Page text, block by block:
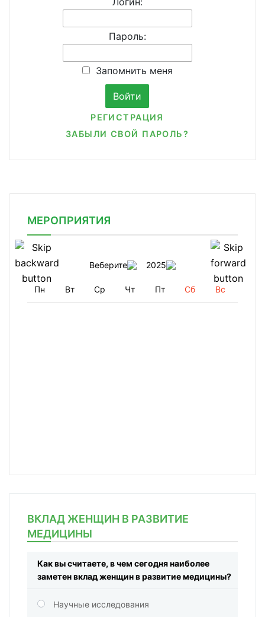
Пароль:
Запомнить меня
РЕГИСТРАЦИЯ
ЗАБЫЛИ СВОЙ ПАРОЛЬ?
МЕРОПРИЯТИЯ
Веберите 2025
Пн Вт Ср Чт Пт Сб Вс
ВКЛАД ЖЕНЩИН В РАЗВИТИЕ
МЕДИЦИНЫ
Как вы считаете, в чем сегодня наиболее
заметен вклад женщин в развитие медицины?
Научные исследования